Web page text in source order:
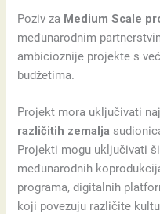
Poziv za Medium Scale
međunarodnim
ambicioznije projekte s
budžetima.
Projekt mora uključivati
različitih zemalja
Projekti mogu uključivati
međunarodnih
programa, digitalnih
koji povezuju različite